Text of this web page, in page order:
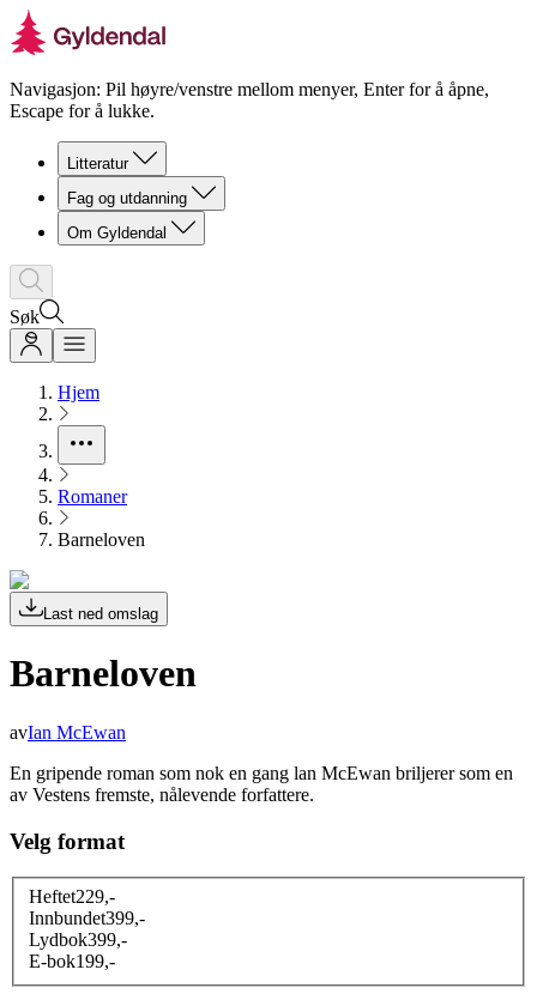
Navigasjon: Pil høyre/venstre mellom menyer, Enter for å åpne,
Escape for å lukke.
Litteratur
Fag og utdanning
Om Gyldendal
Søk
Hjem
Romaner
Barneloven
Last ned omslag
Barneloven
avIan McEwan
En gripende roman som nok en gang lan McEwan briljerer som en
av Vestens fremste, nålevende forfattere.
Velg format
Heftet229,-
Innbundet399,-
Lydbok399,-
E-bok199,-